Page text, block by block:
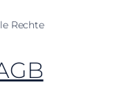
Rechte